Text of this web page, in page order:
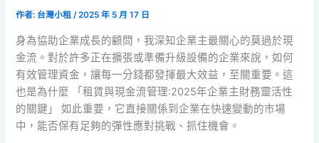
作者: 台灣小租/2025 年 5 月 17 日
身為協助企業成長的顧問，我深知企業主最關心的莫過於現
金流。對於許多正在擴張或準備升級設備的企業來說，如何
有效管理資金，讓每一分錢都發揮最大效益，至關重要。這
也是為什麼 「租賃與現金流管理:2025年企業主財務靈活性
的關鍵」 如此重要，它直接關係到企業在快速變動的市場
中，能否保有足夠的彈性應對挑戰、抓住機會。